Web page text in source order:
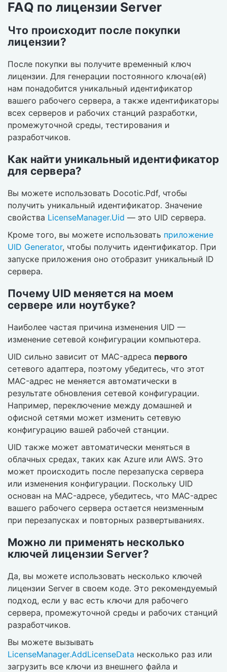
FAQ по лицензии Server
Что происходит после покупки
лицензии?
После покупки вы получите временный ключ
лицензии. Для генерации постоянного ключа(ей)
нам понадобится уникальный идентификатор
вашего рабочего сервера, а также идентификаторы
всех серверов и рабочих станций разработки,
промежуточной среды, тестирования и
разработчиков.
Как найти уникальный идентификатор
для сервера?
Вы можете использовать Docotic.Pdf, чтобы
получить уникальный идентификатор. Значение
свойства LicenseManager.Uid — это UID сервера.
Кроме того, вы можете использовать приложение
UID Generator, чтобы получить идентификатор. При
запуске приложения оно отобразит уникальный ID
сервера.
Почему UID меняется на моем
сервере или ноутбуке?
Наиболее частая причина изменения UID —
изменение сетевой конфигурации компьютера.
UID сильно зависит от MAC-адреса первого
сетевого адаптера, поэтому убедитесь, что этот
MAC-адрес не меняется автоматически в
результате обновления сетевой конфигурации.
Например, переключение между домашней и
офисной сетями может изменить сетевую
конфигурацию вашей рабочей станции.
UID также может автоматически меняться в
облачных средах, таких как Azure или AWS. Это
может происходить после перезапуска сервера
или изменения конфигурации. Поскольку UID
основан на MAC-адресе, убедитесь, что MAC-адрес
вашего рабочего сервера остается неизменным
при перезапусках и повторных развертываниях.
Можно ли применять несколько
ключей лицензии Server?
Да, вы можете использовать несколько ключей
лицензии Server в своем коде. Это рекомендуемый
подход, если у вас есть ключи для рабочего
сервера, промежуточной среды и рабочих станций
разработчиков.
Вы можете вызывать
LicenseManager.AddLicenseData несколько раз или
загрузить все ключи из внешнего файла и